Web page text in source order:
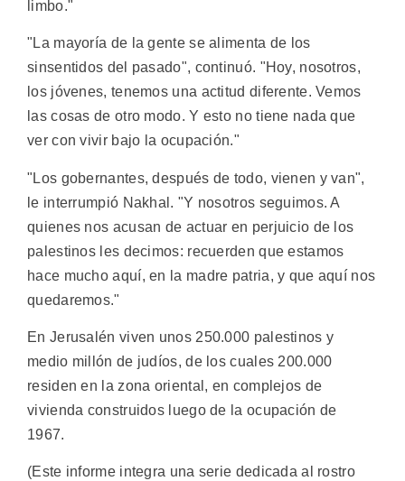
limbo."
"La mayoría de la gente se alimenta de los
sinsentidos del pasado", continuó. "Hoy, nosotros,
los jóvenes, tenemos una actitud diferente. Vemos
las cosas de otro modo. Y esto no tiene nada que
ver con vivir bajo la ocupación."
"Los gobernantes, después de todo, vienen y van",
le interrumpió Nakhal. "Y nosotros seguimos. A
quienes nos acusan de actuar en perjuicio de los
palestinos les decimos: recuerden que estamos
hace mucho aquí, en la madre patria, y que aquí nos
quedaremos."
En Jerusalén viven unos 250.000 palestinos y
medio millón de judíos, de los cuales 200.000
residen en la zona oriental, en complejos de
vivienda construidos luego de la ocupación de
1967.
(Este informe integra una serie dedicada al rostro